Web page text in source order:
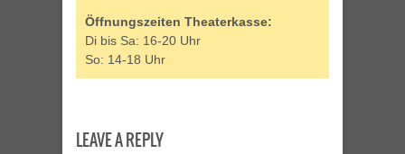
Öffnungszeiten Theaterkasse:
Di bis Sa: 16-20 Uhr
So: 14-18 Uhr
LEAVE A REPLY